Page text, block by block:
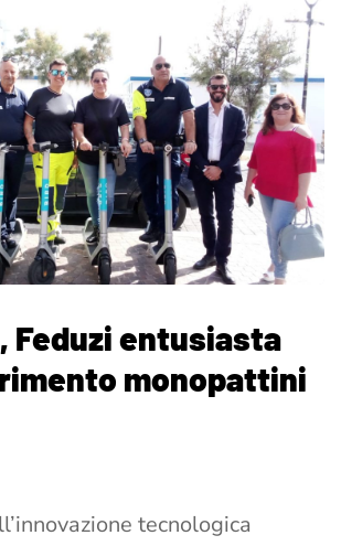
Feduzi entusiasta
monopattini
tecnologica